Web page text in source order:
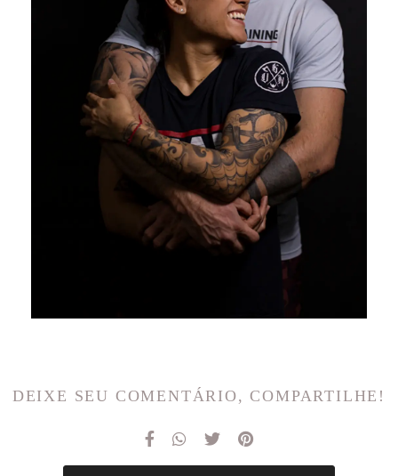
DEIXE SEU COMENTÁRIO, COMPARTILHE!